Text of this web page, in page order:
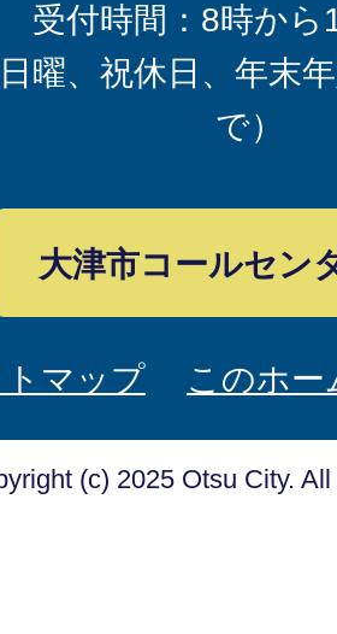
受付時間：8時から
日曜、祝休日、年末
で）
大津市コールセン
マップ このホ
(c) 2025 Otsu City.